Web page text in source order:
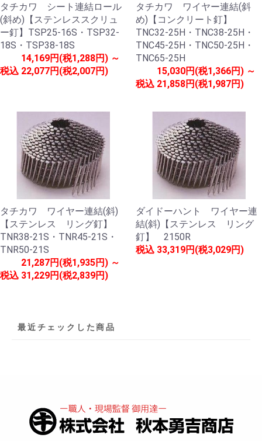
タチカワ シート連結ロール
(斜め)【ステンレススクリュ
ー釘】TSP25-16S・TSP32-
18S・TSP38-18S
税込
14,169円(税1,288円) ～
22,077円(税2,007円)
タチカワ ワイヤー連結(斜
め)【コンクリート釘】
TNC32-25H・TNC38-25H・
TNC45-25H・TNC50-25H・
TNC65-25H
税込
15,030円(税1,366円) ～
21,858円(税1,987円)
タチカワ ワイヤー連結(斜)
【ステンレス リング釘】
TNR38-21S・TNR45-21S・
TNR50-21S
税込
21,287円(税1,935円) ～
31,229円(税2,839円)
ダイドーハント ワイヤー連
結(斜)【ステンレス リング
釘】 2150R
税込 33,319円(税3,029円)
最近チェックした商品